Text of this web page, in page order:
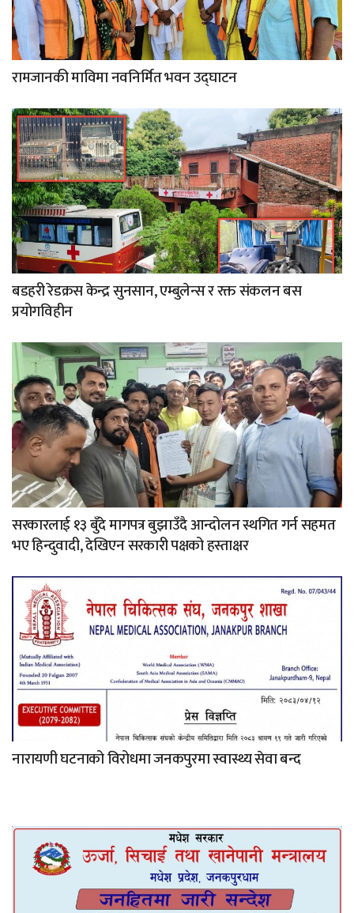
रामजानकी माविमा नवनिर्मित भवन उद्घाटन
बडहरी रेडक्रस केन्द्र सुनसान, एम्बुलेन्स र रक्त संकलन बस
प्रयोगविहीन
सरकारलाई १३ बुँदे मागपत्र बुझाउँदै आन्दोलन स्थगित गर्न सहमत
भए हिन्दुवादी, देखिएन सरकारी पक्षको हस्ताक्षर
नारायणी घटनाको विरोधमा जनकपुरमा स्वास्थ्य सेवा बन्द